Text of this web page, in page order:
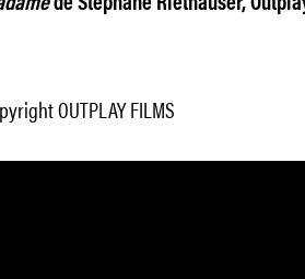
de Stéphane Riethauser,
OUTPLAY FILMS